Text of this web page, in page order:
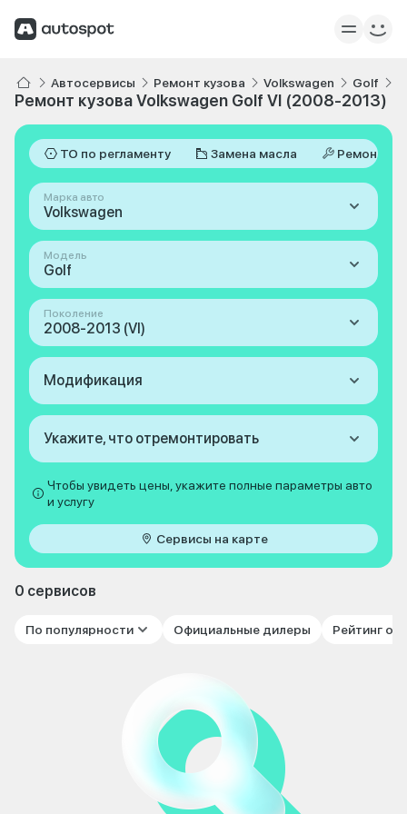
Автосервисы Ремонт кузова Volkswagen Golf
Ремонт кузова Volkswagen Golf VI (2008-2013)
ТО по регламенту Замена масла Ремонт
Марка авто
Volkswagen
Модель
Golf
Поколение
2008-2013 (VI)
Модификация
Укажите, что отремонтировать
Чтобы увидеть цены, укажите полные параметры авто
и услугу
Сервисы на карте
0 сервисов
По популярности Официальные дилеры Рейтинг